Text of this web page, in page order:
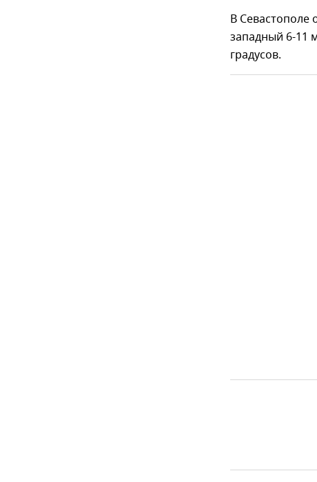
В Севастополе
западный 6-11
градусов.